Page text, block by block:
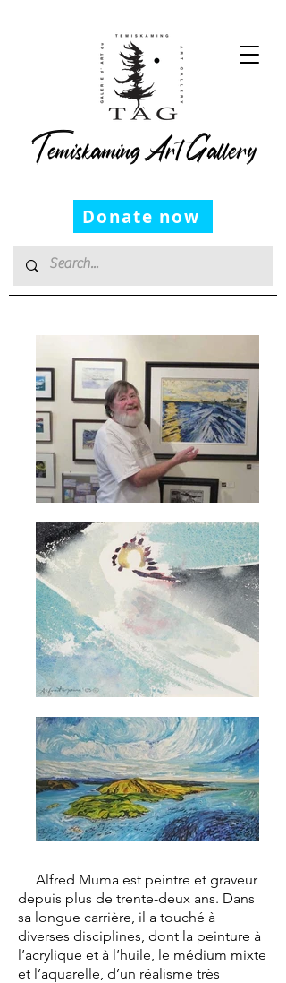
Donate now
Temiskaming Art Gallery
Alfred Muma est peintre et graveur
depuis plus de trente-deux ans. Dans
sa longue carrière, il a touché à
diverses disciplines, dont la peinture à
l’acrylique et à l’huile, le médium mixte
et l’aquarelle, d’un réalisme très